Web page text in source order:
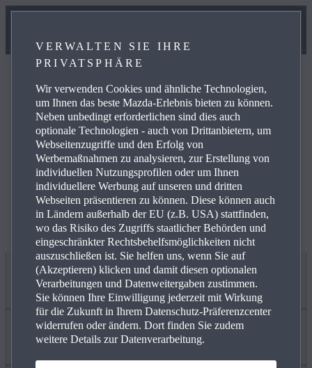
Weitere Informationen zur elektrischen Reichweite,
Energiekosten, KFZ-Steuer und CO₂-Kosten finden Sie
unterwww.mazda.de/Energieverbrauch.
Jetzt entdecken
ANGEBOT PRIVAT
Mehr erfahren
VERWALTEN SIE IHRE
PRIVATSPHÄRE
Wir verwenden Cookies und ähnliche Technologien,
um Ihnen das beste Mazda-Erlebnis bieten zu können.
Neben unbedingt erforderlichen sind dies auch
optionale Technologien - auch von Drittanbietern, um
Webseitenzugriffe und den Erfolg von
Werbemaßnahmen zu analysieren, zur Erstellung von
individuellen Nutzungsprofilen oder um Ihnen
individuellere Werbung auf unseren und dritten
Webseiten präsentieren zu können. Diese können auch
in Ländern außerhalb der EU (z.B. USA) stattfinden,
wo das Risiko des Zugriffs staatlicher Behörden und
eingeschränkter Rechtsbehelfsmöglichkeiten nicht
auszuschließen ist. Sie helfen uns, wenn Sie auf
(Akzeptieren) klicken und damit diesen optionalen
Verarbeitungen und Datenweitergaben zustimmen.
Sie können Ihre Einwilligung jederzeit mit Wirkung
für die Zukunft in Ihrem Datenschutz-Präferenzcenter
widerrufen oder ändern. Dort finden Sie zudem
weitere Details zur Datenverarbeitung.